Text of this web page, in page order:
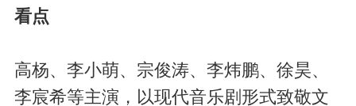
看点
高杨、李小萌、宗俊涛、李炜鹏、徐昊、
李宸希等主演，以现代音乐剧形式致敬文